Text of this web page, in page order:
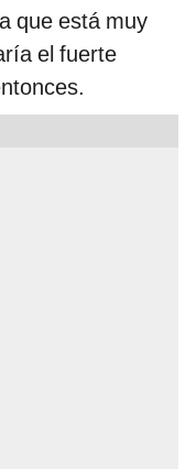
que está muy
el fuerte